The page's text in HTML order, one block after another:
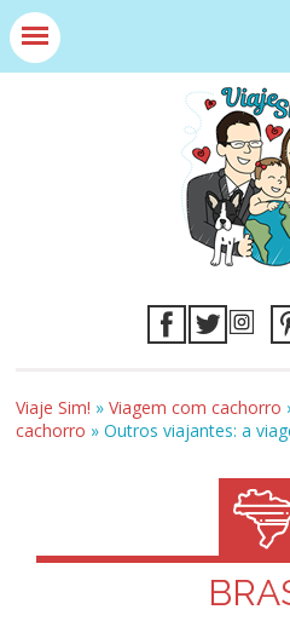
Viaje Sim! »Viagem com cachorro
cachorro »Outros viajantes: a